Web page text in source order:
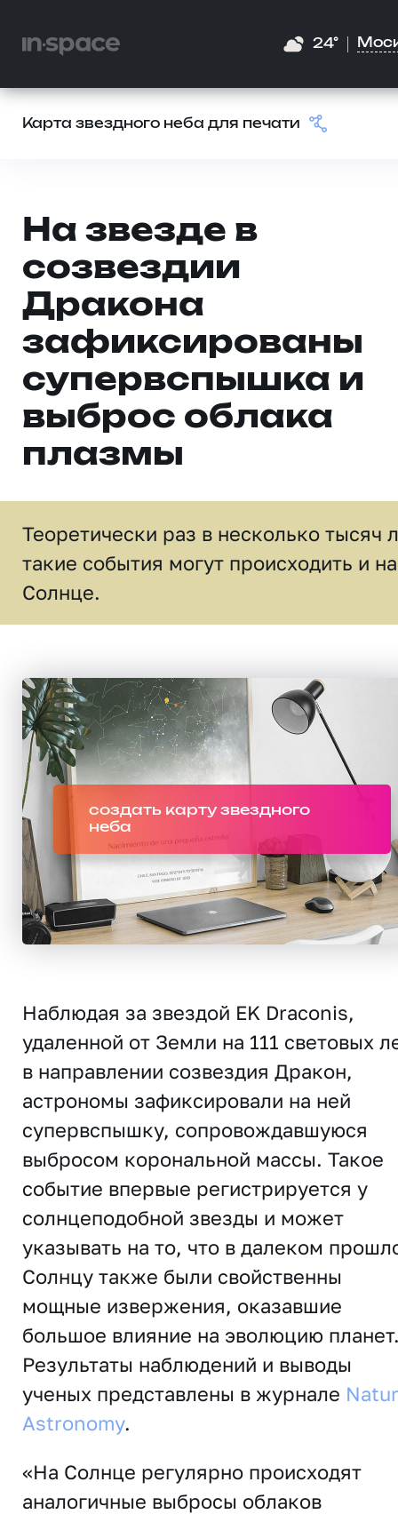
24°
Карта звездного неба для печати
На звезде в
созвездии
Дракона
зафиксированы
супервспышка и
выброс облака
плазмы
Теоретически раз в несколько тысяч
такие события могут происходить и на
Солнце.
создать карту звездного
неба
Наблюдая за звездой EK Draconis,
удаленной от Земли на 111 световых
в направлении созвездия Дракон,
астрономы зафиксировали на ней
супервспышку, сопровождавшуюся
выбросом корональной массы. Такое
событие впервые регистрируется у
солнцеподобной звезды и может
указывать на то, что в далеком
Солнцу также были свойственны
мощные извержения, оказавшие
большое влияние на эволюцию
Результаты наблюдений и выводы
ученых представлены в журнале
Astronomy.
«На Солнце регулярно происходят
аналогичные выбросы облаков